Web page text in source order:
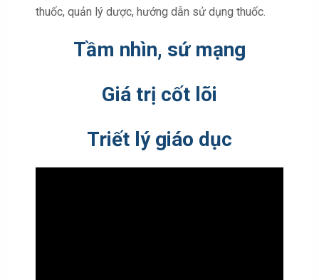
thuốc, quản lý dược, hướng dẫn sử dụng thuốc.
Tầm nhìn, sứ mạng
Giá trị cốt lõi
Triết lý giáo dục